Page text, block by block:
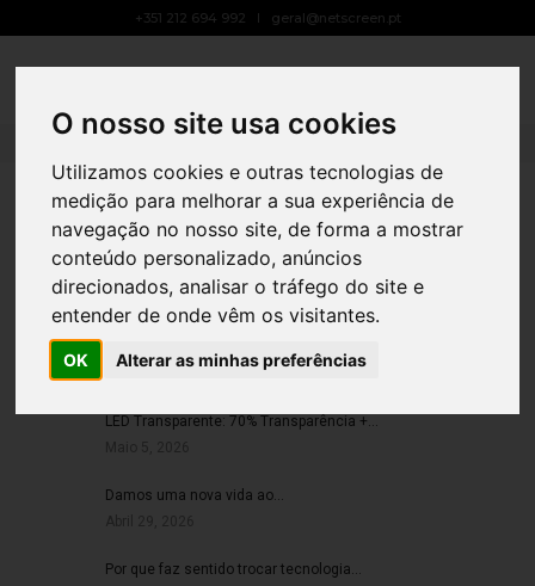
O nosso site usa cookies
Utilizamos cookies e outras tecnologias de
medição para melhorar a sua experiência de
navegação no nosso site, de forma a mostrar
conteúdo personalizado, anúncios
direcionados, analisar o tráfego do site e
entender de onde vêm os visitantes.
OK Alterar as minhas preferências
+351 212 694 992 geral@netscreen.pt
Home Iluminação Led
BRICOMARCHÉ DE TONDELA
BRICOMARCHÉ DE FAFE
INTERMARCHÉ DE CANELAS
INTERMARCHÉ DE VILA REAL DE SANTO
ANTÓNIO
INTERNACIONAL AZORES BOUTIQUE
INTERMARCHÉ DE OLHALVAS
INTERMARCHÉ DE MONTEMOR O VELHO
INTERMARCHÉ DE ERMESINDE
SHOWROOM
GRÁFICA ALMONDINA
1 2 3
ARTIGOS RECENTES
LED Transparente: 70% Transparência +…
Damos uma nova vida ao…
Por que faz sentido trocar tecnologia…